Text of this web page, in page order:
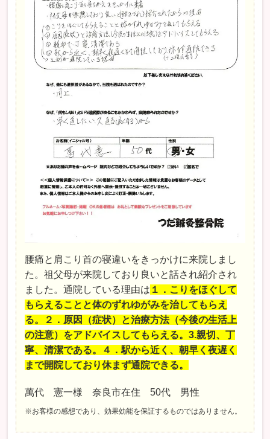
腰痛と肩こり首の寝違いをきっかけに来院しまし
た。祖父母が来院しており良いと話され紹介され
ました。通院している理由は １．こりをほぐして
もらえることと体のずれゆがみを治してもらえ
る。２．原因（症状）と治療方法（今後の生活上
の注意）をアドバイスしてもらえる。3.親切、丁
寧、清潔である。４．駅から近く、朝早く夜遅く
まで開院しており休まず通院できる。
萬代 憲一様 奈良市在住 50代 男性
※お客様の感想であり、効果効能を保証するものではありません。